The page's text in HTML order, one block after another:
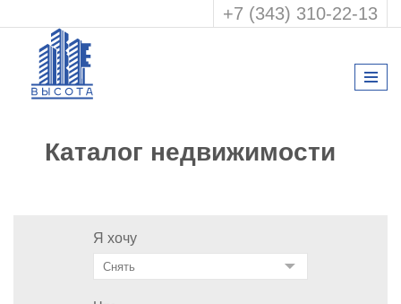
+7 (343) 310-22-13
Каталог недвижимости
Я хочу